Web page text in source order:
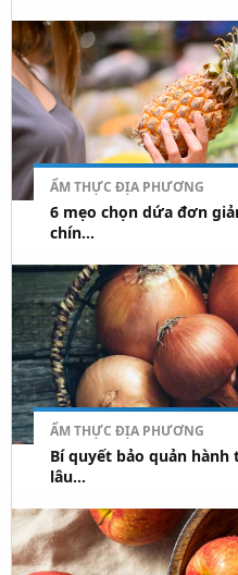
ẨM THỰC ĐỊA PHƯƠNG
6 mẹo chọn dứa đơn
chín...
ẨM THỰC ĐỊA PHƯƠNG
Bí quyết bảo quản
lâu...